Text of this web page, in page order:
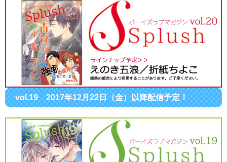
vol.19 2017年12月22日（金）以降配信予定！